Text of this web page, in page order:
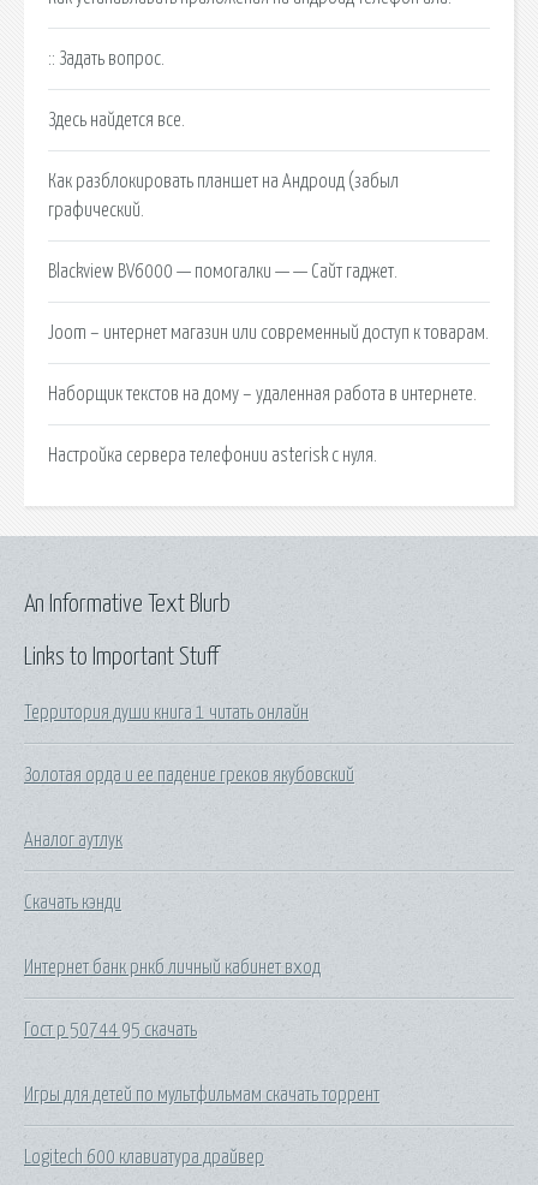
:: Задать вопрос.
Здесь найдется все.
Как разблокировать планшет на Андроид (забыл
графический.
Blackview BV6000 — помогалки — — Сайт гаджет.
Joom – интернет магазин или современный доступ к товарам.
Наборщик текстов на дому – удаленная работа в интернете.
Настройка сервера телефонии asterisk с нуля.
Links to Important Stuff
Территория души книга 1 читать онлайн
Золотая орда и ее падение греков якубовский
Аналог аутлук
Скачать кэнди
Интернет банк рнкб личный кабинет вход
Гост р 50744 95 скачать
Игры для детей по мультфильмам скачать торрент
Logitech 600 клавиатура драйвер
An Informative Text Blurb